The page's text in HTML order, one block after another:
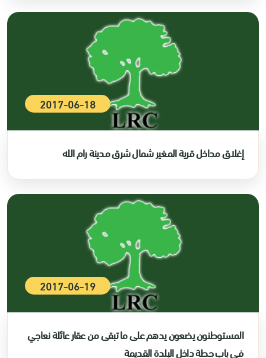
2017-06-18
إغلاق مداخل قرية المغير شمال شرق مدينة رام الله
2017-06-19
المستوطنون يضعون يدهم على ما تبقى من عقار عائلة نعاجي
في باب حطة داخل البلدة القديمة